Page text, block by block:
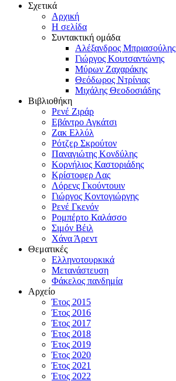
Σχετικά
Αρχική
Η σελίδα
Συντακτική ομάδα
Αλέξανδρος Μπριασούλης
Γιώργος Κουτσαντώνης
Μύρων Ζαχαράκης
Θεόδωρος Ντρίνιας
Μιχάλης Θεοδοσιάδης
Βιβλιοθήκη
Ρενέ Ζιράρ
Εβάντρο Αγκάτσι
Ζακ Ελλύλ
Ρότζερ Σκρούτον
Παναγιώτης Κονδύλης
Κορνήλιος Καστοριάδης
Κρίστοφερ Λας
Λόρενς Γκούντουιν
Γιώργος Κοντογιώργης
Ρενέ Γκενόν
Ρομπέρτο Καλάσσο
Σιμόν Βέιλ
Χάνα Άρεντ
Θεματικές
Ελληνοτουρκικά
Μετανάστευση
Φάκελος πανδημία
Αρχείο
Έτος 2015
Έτος 2016
Έτος 2017
Έτος 2018
Έτος 2019
Έτος 2020
Έτος 2021
Έτος 2022